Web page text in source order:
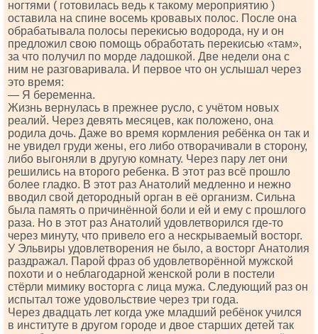
ногтями ( готовилась ведь к такому мероприятию )
оставила на спине восемь кровавых полос. После она
обрабатывала полосы перекисью водорода, ну и он
предложил свою помощь обработать перекисью «там»,
за что получил по морде ладошкой. Две недели она с
ним не разговаривала. И первое что он услышал через
это время:
— Я беременна.
Жизнь вернулась в прежнее русло, с учётом новых
реалий. Через девять месяцев, как положено, она
родила дочь. Даже во время кормления ребёнка он так и
не увидел груди жены, его либо отворачивали в сторону,
либо выгоняли в другую комнату. Через пару лет они
решились на второго ребенка. В этот раз всё прошло
более гладко. В этот раз Анатолий медленно и нежно
вводил свой детородный орган в её организм. Сильна
была память о причинённой боли и ей и ему с прошлого
раза. Но в этот раз Анатолий удовлетворился где-то
через минуту, что привело его а нескрываемый восторг.
У Эльвиры удовлетворения не было, а восторг Анатолия
раздражал. Парой фраз об удовлетворённой мужской
похоти и о неблагодарной женской роли в постели
стёрли мимику восторга с лица мужа. Следующий раз он
испытал тоже удовольствие через три года.
Через двадцать лет когда уже младший ребёнок учился
в институте в другом городе и двое старших детей так